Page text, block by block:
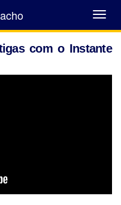
Abrir
Menu
com o Instante